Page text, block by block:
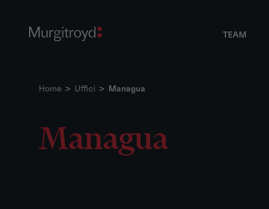
TEAM
Home > Uffici > Managua
Managua